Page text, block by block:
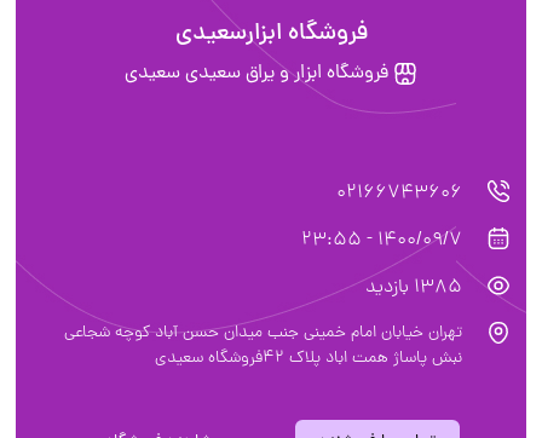
فروشگاه ابزارسعیدی
فروشگاه ابزار و یراق سعیدی سعیدی
02166743606
1400/09/7 - 23:55
1385 بازدید
تهران خیابان امام خمینی جنب میدان حسن آباد کوچه شجاعی
نبش پاساژ همت اباد پلاک ۴۲فروشگاه سعیدی